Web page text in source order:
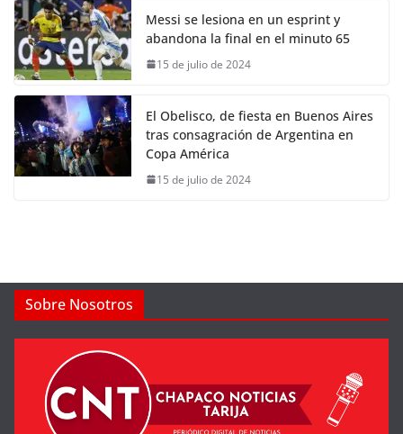
Messi se lesiona en un esprint y
abandona la final en el minuto 65
15 de julio de 2024
El Obelisco, de fiesta en Buenos Aires
tras consagración de Argentina en
Copa América
15 de julio de 2024
Sobre Nosotros